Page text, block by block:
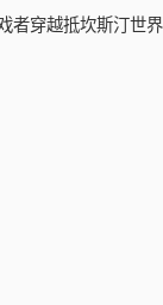
者穿越抵坎斯汀世